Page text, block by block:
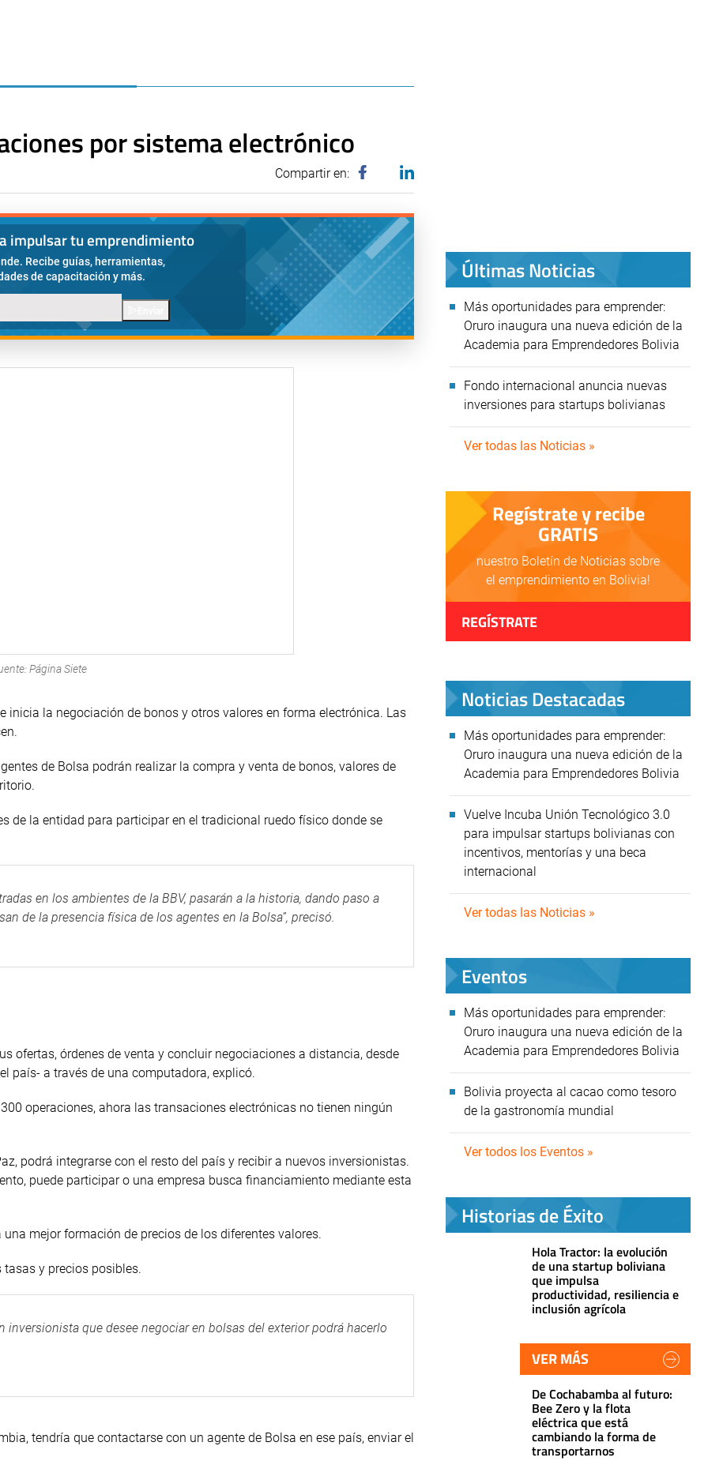
por sistema electrónico
Compartir en:
impulsar tu emprendimiento
Recibe guías, herramientas,
de capacitación y más.
Página Siete
inicia la negociación de bonos y otros valores en forma electrónica. Las
de Bolsa podrán realizar la compra y venta de bonos, valores de
de la entidad para participar en el tradicional ruedo físico donde se
en los ambientes de la BBV, pasarán a la historia, dando paso a
de la presencia física de los agentes en la Bolsa”, precisó.
ofertas, órdenes de venta y concluir negociaciones a distancia, desde
país- a través de una computadora, explicó.
operaciones, ahora las transaciones electrónicas no tienen ningún
podrá integrarse con el resto del país y recibir a nuevos inversionistas.
puede participar o una empresa busca financiamiento mediante esta
mejor formación de precios de los diferentes valores.
y precios posibles.
que desee negociar en bolsas del exterior podrá hacerlo
tendría que contactarse con un agente de Bolsa en ese país, enviar el
Últimas Noticias
Más oportunidades para emprender:
Oruro inaugura una nueva edición de la
Academia para Emprendedores Bolivia
Fondo internacional anuncia nuevas
inversiones para startups bolivianas
Ver todas las Noticias »
Regístrate y recibe
GRATIS
nuestro Boletín de Noticias sobre
el emprendimiento en Bolivia!
REGÍSTRATE
Noticias Destacadas
Más oportunidades para emprender:
Oruro inaugura una nueva edición de la
Academia para Emprendedores Bolivia
Vuelve Incuba Unión Tecnológico 3.0
para impulsar startups bolivianas con
incentivos, mentorías y una beca
internacional
Ver todas las Noticias »
Eventos
Más oportunidades para emprender:
Oruro inaugura una nueva edición de la
Academia para Emprendedores Bolivia
Bolivia proyecta al cacao como tesoro
de la gastronomía mundial
Ver todos los Eventos »
Historias de Éxito
Hola Tractor: la evolución
de una startup boliviana
que impulsa
productividad, resiliencia e
inclusión agrícola
VER MÁS
De Cochabamba al futuro:
Bee Zero y la flota
eléctrica que está
cambiando la forma de
transportarnos